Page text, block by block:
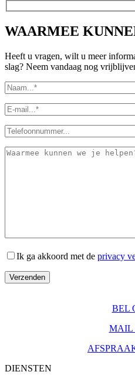
WAARMEE
Heeft u vragen, wilt u meer
slag? Neem vandaag nog
Ik ga akkoord met de privacy
Verzenden
BEL
MAIL
DIENSTEN